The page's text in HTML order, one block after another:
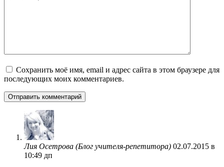
Сохранить моё имя, email и адрес сайта в этом браузере для
последующих моих комментариев.
Лия Осетрова (Блог учителя-репетитора) 02.07.2015 в
10:49 дп